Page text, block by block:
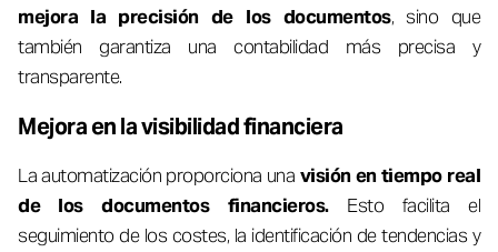
mejora la precisión de los documentos, sino que
también garantiza una contabilidad más precisa y
transparente.
Mejora en la visibilidad financiera
La automatización proporciona una visión en tiempo real
de los documentos financieros.Esto facilita el
seguimiento de los costes, la identificación de tendencias y